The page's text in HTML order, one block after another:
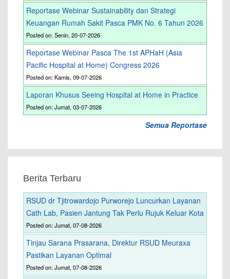
Reportase Webinar Sustainability dan Strategi
Keuangan Rumah Sakit Pasca PMK No. 6 Tahun 2026
Posted on: Senin, 20-07-2026
Reportase Webinar Pasca The 1st APHaH (Asia
Pacific Hospital at Home) Congress 2026
Posted on: Kamis, 09-07-2026
Laporan Khusus Seeing Hospital at Home in Practice
Posted on: Jumat, 03-07-2026
Semua Reportase
Berita Terbaru
RSUD dr Tjitrowardojo Purworejo Luncurkan Layanan
Cath Lab, Pasien Jantung Tak Perlu Rujuk Keluar Kota
Posted on: Jumat, 07-08-2026
Tinjau Sarana Prasarana, Direktur RSUD Meuraxa
Pastikan Layanan Optimal
Posted on: Jumat, 07-08-2026